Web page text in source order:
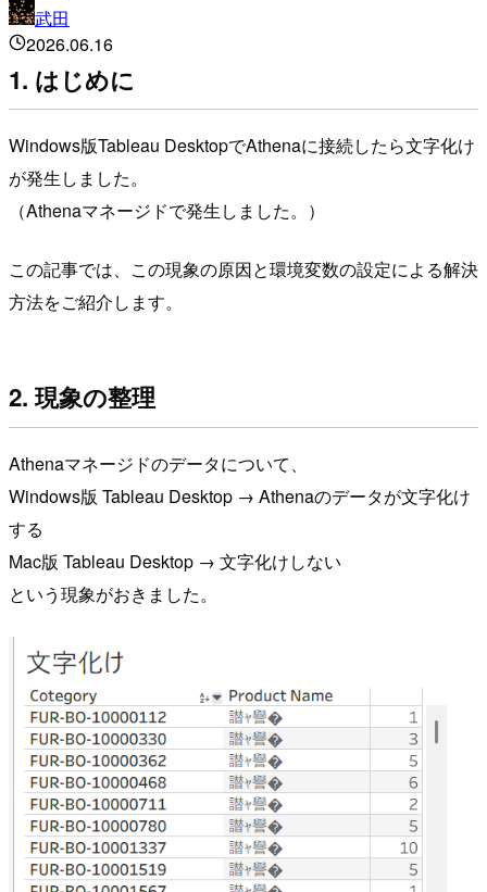
武田
2026.06.16
1. はじめに
Windows版Tableau DesktopでAthenaに接続したら文字化け
が発生しました。
（Athenaマネージドで発生しました。）
この記事では、この現象の原因と環境変数の設定による解決
方法をご紹介します。
2. 現象の整理
Athenaマネージドのデータについて、
Windows版 Tableau Desktop → Athenaのデータが文字化け
する
Mac版 Tableau Desktop → 文字化けしない
という現象がおきました。